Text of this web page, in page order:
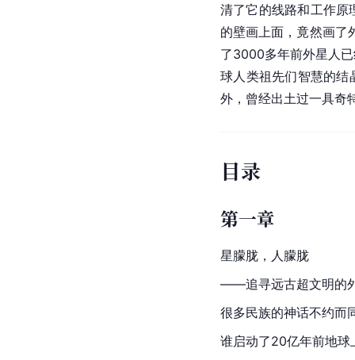
清了它的线路和工作原
的壁画上面，竟然画了
了3000多年前外星人
球人类祖先们智慧的结
外，曾经出土过一具奇
目录
第一章
星朦胧，人朦胧
——追寻远古超文明的
很多民族的神话不约而
谁启动了20亿年前地球